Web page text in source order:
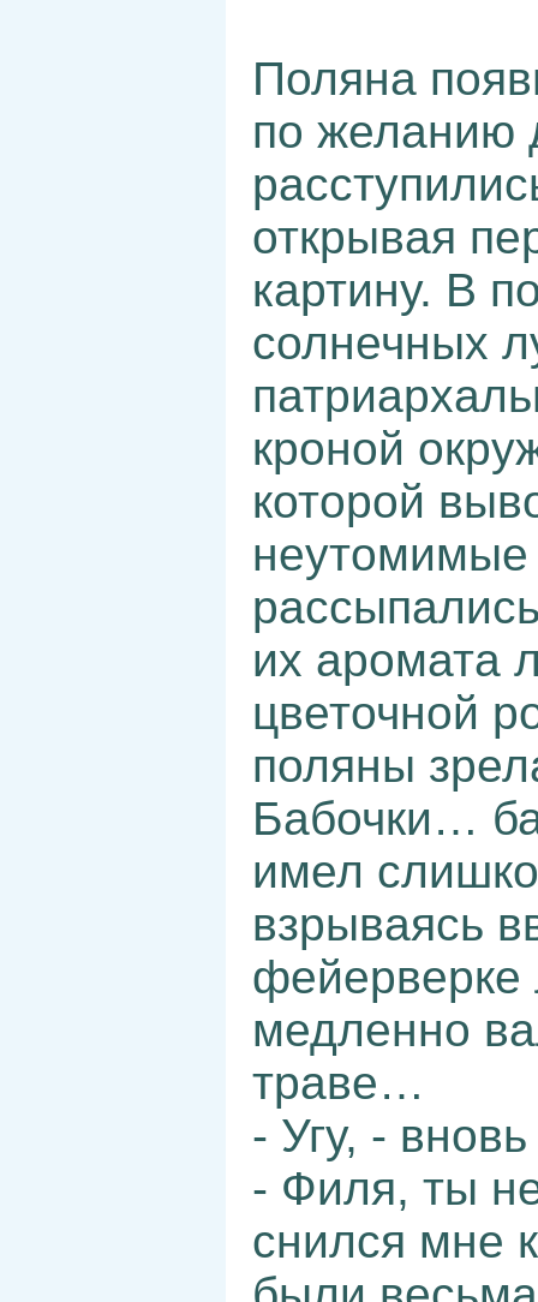
Поляна
по желанию
открывая
картину. В
солнечных
кроной
которой
неутомимые
их аромата
цветочной
поляны
Бабочки…
имел
взрываясь
фейерверке
медленно
траве…
- Угу, -
- Филя, ты
снился мне